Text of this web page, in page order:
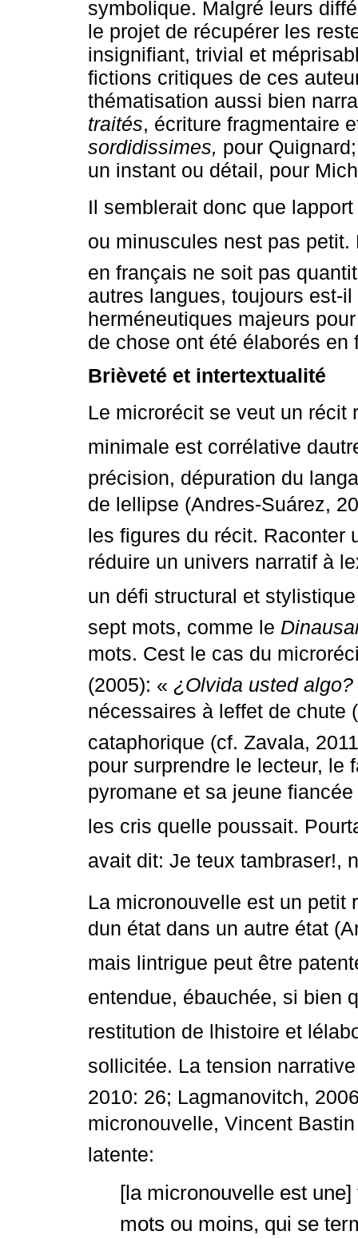
symbolique. Malgré leurs
le projet de récupérer les
insignifiant, trivial et
fictions critiques de ces
thématisation aussi bien
traités, écriture fragmentaire
sordidissimes, pour
un instant ou détail, pour
Il semblerait donc que
ou minuscules nest pas
en français ne soit pas
autres langues, toujours est-
herméneutiques majeurs
de chose ont été élaborés en
Brièveté et intertextualité
Le microrécit se veut un récit
minimale est corrélative
précision, dépuration du
de lellipse (Andres-Suárez,
les figures du récit. Raconter
réduire un univers narratif à
un défi structural et
sept mots, comme le
mots. Cest le cas du
(2005): « ¿Olvida usted algo?
nécessaires à leffet de
cataphorique (cf. Zavala,
pour surprendre le lecteur, le
pyromane et sa jeune
les cris quelle poussait.
avait dit: Je teux
La micronouvelle est un petit
dun état dans un autre état
mais lintrigue peut être
entendue, ébauchée, si bien
restitution de lhistoire et
sollicitée. La tension narrative
2010: 26; Lagmanovitch,
micronouvelle, Vincent
latente:
[la micronouvelle est une]
mots ou moins, qui se